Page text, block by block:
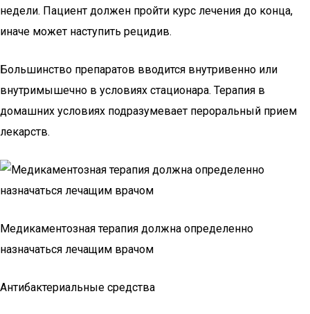
недели. Пациент должен пройти курс лечения до конца,
иначе может наступить рецидив.
Большинство препаратов вводится внутривенно или
внутримышечно в условиях стационара. Терапия в
домашних условиях подразумевает пероральный прием
лекарств.
Медикаментозная терапия должна определенно
назначаться лечащим врачом
Антибактериальные средства